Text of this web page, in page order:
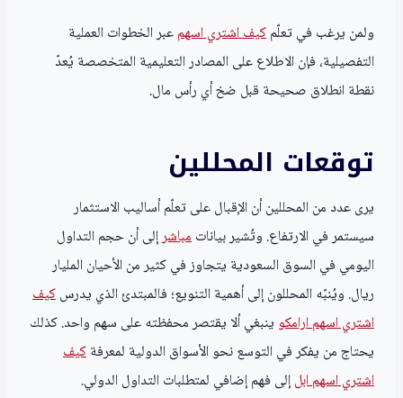
ولمن يرغب في تعلّمكيف اشتري اسهمعبر الخطوات العملية
التفصيلية، فإن الاطلاع على المصادر التعليمية المتخصصة يُعدّ
نقطة انطلاق صحيحة قبل ضخ أي رأس مال.
توقعات المحللين
يرى عدد من المحللين أن الإقبال على تعلّم أساليب الاستثمار
سيستمر في الارتفاع. وتُشير بياناتمباشرإلى أن حجم التداول
اليومي في السوق السعودية يتجاوز في كثير من الأحيان المليار
ريال. ويُنبّه المحللون إلى أهمية التنويع؛ فالمبتدئ الذي يدرسكيف
اشتري اسهم ارامكو ينبغي ألا يقتصر محفظته على سهم واحد. كذلك
يحتاج من يفكر في التوسع نحو الأسواق الدولية لمعرفةكيف
اشتري اسهم ابلإلى فهم إضافي لمتطلبات التداول الدولي.